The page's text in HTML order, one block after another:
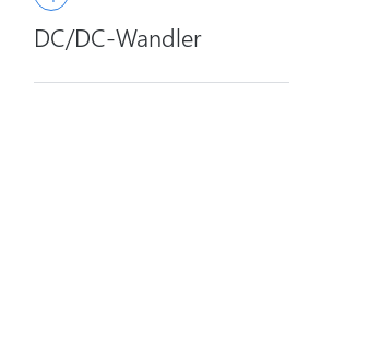
DC/DC-Wandler